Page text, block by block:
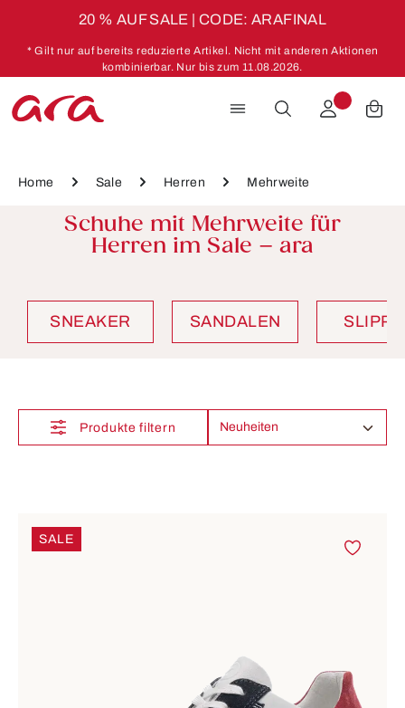
20 % AUF SALE | CODE: ARAFINAL
* Gilt nur auf bereits reduzierte Artikel. Nicht mit anderen Aktionen
kombinierbar. Nur bis zum 11.08.2026.
Home Sale Herren Mehrweite
Schuhe mit Mehrweite für
Herren im Sale – ara
SNEAKER SANDALEN
Produkte filtern
SALE